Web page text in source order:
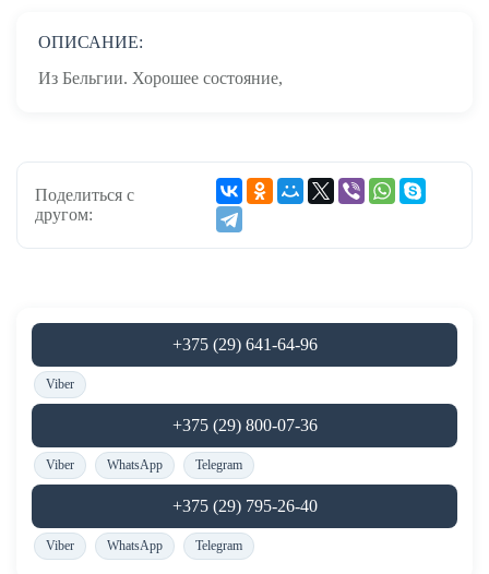
ОПИСАНИЕ:
Из Бельгии. Хорошее состояние,
Поделиться с
другом:
+375 (29) 641-64-96
Viber
+375 (29) 800-07-36
Viber WhatsApp Telegram
+375 (29) 795-26-40
Viber WhatsApp Telegram